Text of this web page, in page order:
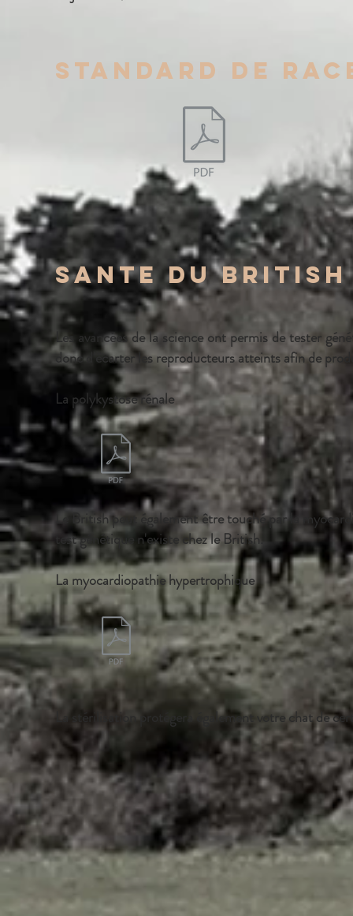
standard DE
sante du
Les avancées de la science ont permis de tester
donc d'écarter les reproducteurs atteints afin de
La polykystose rénale
Le British peut également être touché par la
test génétique n'existe chez le British.
La myocardiopathie hypertrophique
La stérilisation protégera également votre chat de